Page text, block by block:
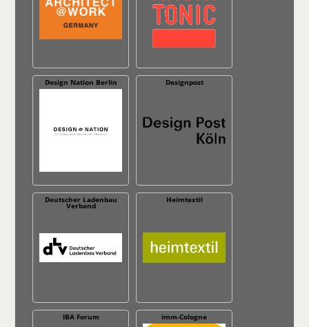
Design Nation Berlin Designpost
Deutscher Ladenbau
Verband
Heimtextil
IBA Forum imm-Cologne